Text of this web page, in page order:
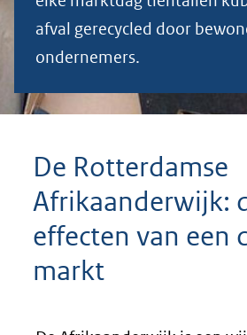
van
een
circulaire
markt
afval gerecycled door
ondernemers.
De Rotterdamse
Afrikaanderwijk:
effecten van een
markt